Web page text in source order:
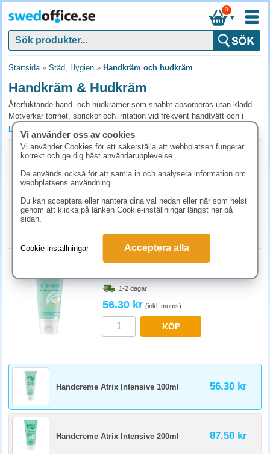
▼
0
Startsida» Städ, Hygien » Handkräm och hudkräm
Handkräm & Hudkräm
Återfuktande hand- och hudkrämer som snabbt absorberas utan kladd.
Motverkar torrhet, sprickor och irritation vid frekvent handtvätt och i
utsatta arbetsmiljöer. Köp dem i praktiska förpackningar från etablerade
märken för att enkelt skydda och bibehålla hudens hälsa i
arbetsvardagen.
Vanliga frågor och svar om handkräm &
Vilken handkräm passar i arbetsmiljö med frekvent
handtvätt?
Välj snabbt absorberande krämer som inte kladdar, viktigt när arbetet
inte kan vänta. Krämer med urea, glycerin eller pantenol återfuktar
djupare och hjälper mot sprickor. Välj parfymfri vid känslig hud eller
livsmedelshantering.
Hur ofta ska handkräm appliceras under arbetsdagen?
Smörj efter varje handtvätt eller minst 4-5 gånger per dag i utsatta
yrken. Ha en pumpflaska vid varje arbetsstation, tröskeln att ta är lägre
när krämen är synlig och tillgänglig.
Läs mer »
Handcreme Atrix Professional tub 100ml
49.90 kr (inkl. moms)
Handcreme Atrix Intensive 100ml
1-2 dagar
56.30 kr (inkl. moms)
KÖP
Handcreme Atrix Intensive 100ml 56.30 kr
Handcreme Atrix Intensive 200ml 87.50 kr
Vi använder oss av cookies
Vi använder Cookies för att säkerställa att webbplatsen fungerar
korrekt och ge dig bäst användarupplevelse.
De används också för att samla in och analysera information om
webbplatsens användning.
Du kan acceptera eller hantera dina val nedan eller när som helst
genom att klicka på länken Cookie-inställningar längst ner på
sidan.
Cookie-inställningar Acceptera alla